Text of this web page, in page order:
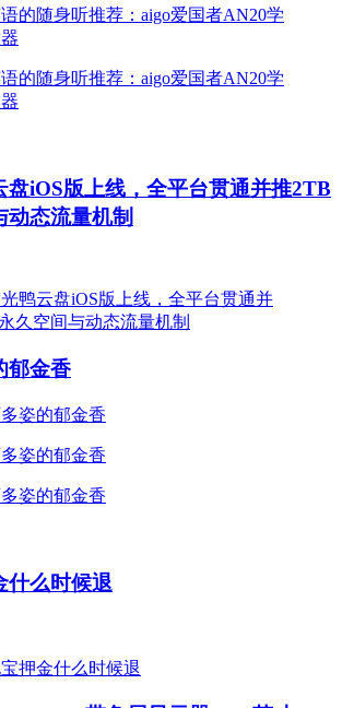
盘iOS版上线，全平台贯通并推2TB
动态流量机制
郁金香
什么时候退